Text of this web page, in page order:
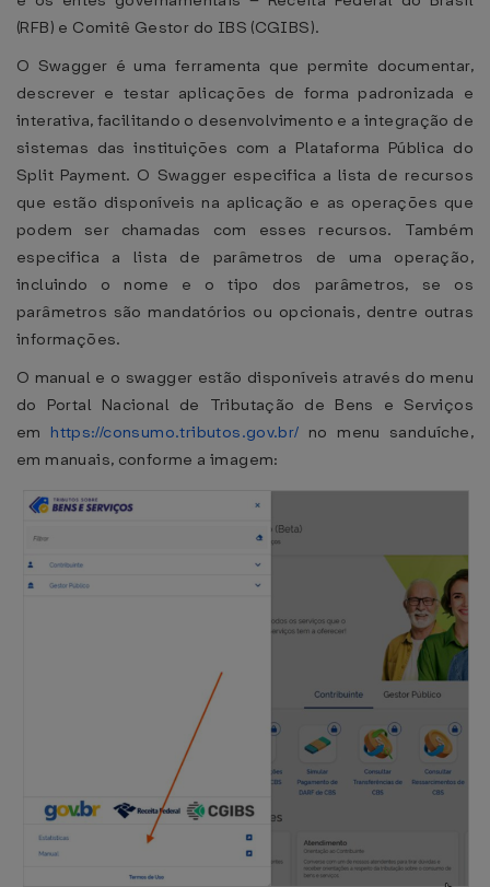
(RFB) e Comitê Gestor do IBS (CGIBS).
O Swagger é uma ferramenta que permite documentar,
descrever e testar aplicações de forma padronizada e
interativa, facilitando o desenvolvimento e a integração de
sistemas das instituições com a Plataforma Pública do
Split Payment. O Swagger especifica a lista de recursos
que estão disponíveis na aplicação e as operações que
podem ser chamadas com esses recursos. Também
especifica a lista de parâmetros de uma operação,
incluindo o nome e o tipo dos parâmetros, se os
parâmetros são mandatórios ou opcionais, dentre outras
informações.
O manual e o swagger estão disponíveis através do menu
do Portal Nacional de Tributação de Bens e Serviços
em https://consumo.tributos.gov.br/ no menu sanduíche,
em manuais, conforme a imagem: